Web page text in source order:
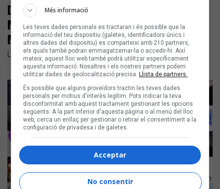
Dani6ix & Izzkid, Sofia Coll,
Mishima, i Xavi Sarrià amb Sandra
Monfort i Zetak
Llistem els nous temes en català de la darrera setmana
Més informació
Les teves dades personals es tractaran i és possible que la
informació del teu dispositiu (galetes, identificadors únics i
altres dades del dispositiu) es comparteixi amb 210 partners,
els quals també podran emmagatzemar-la o accedir-hi. Així
mateix, aquest lloc web també podrà utilitzar específicament
aquesta informació. Nosaltres i els nostres partners podem
utilitzar dades de geolocalització precisa. Llista de partners.
És possible que alguns proveïdors tractin les teves dades
personals per motius d'interès legítim. Pots indicar la teva
disconformitat amb aquest tractament gestionant les opcions
següents. A la part inferior d'aquesta pàgina o al menú del lloc
web, cerca un enllaç per gestionar o retirar el consentiment a la
configuració de privadesa i de galetes.
Acceptar
No consentir